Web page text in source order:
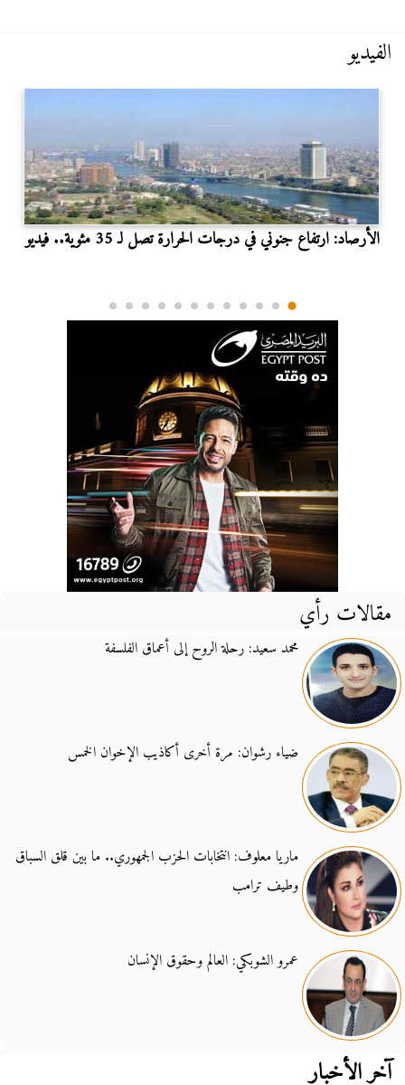
الفيديو
الأرصاد: ارتفاع جنوني في درجات الحرارة تصل لـ 35 مئوية.. فيديو
مقالات رأي
محمد سعيد: رحلة الروح إلى أعماق الفلسفة
ضياء رشوان: مرة أخرى أكاذيب الإخوان الخمس
ماريا معلوف: انتخابات الحزب الجمهوري.. ما بين قلق السباق
وطيف ترامب
عمرو الشوبكي: العالم وحقوق الإنسان
آخر الأخبار